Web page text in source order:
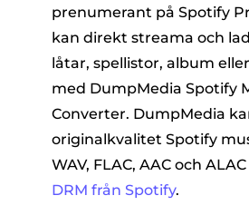
prenumerant på Spotify
kan direkt streama och
låtar, spellistor, album
med DumpMedia Spotify
Converter. DumpMedia
originalkvalitet Spotify
WAV, FLAC, AAC och
DRM från Spotify.